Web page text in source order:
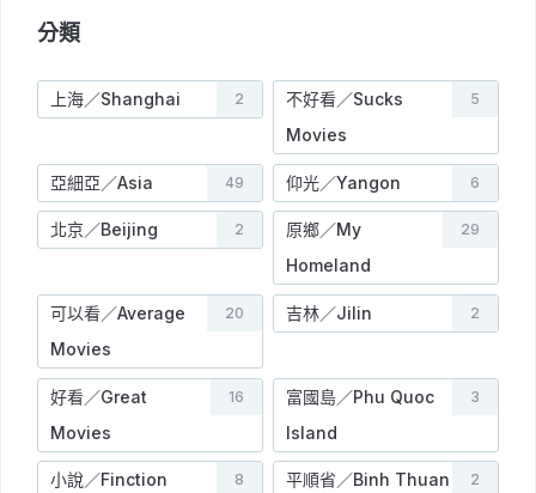
分類
上海／Shanghai 2
不好看／Sucks
Movies
5
亞細亞／Asia 49 仰光／Yangon 6
北京／Beijing 2
原鄉／My
Homeland
29
可以看／Average
Movies
20 吉林／Jilin 2
好看／Great
Movies
16
富國島／Phu Quoc
Island
3
小說／Finction 8
平順省／Binh Thuan
2